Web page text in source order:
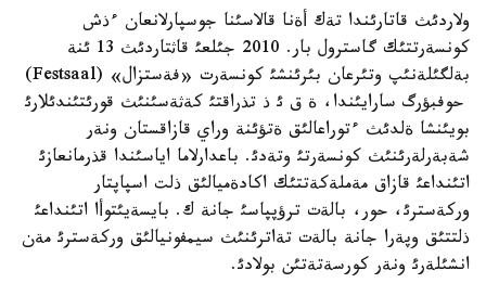
ولاردئث قاتارئندا تةك أةنا قالاسئنا جوسپارلانعان ءذش
كونسةرتتئك گاسترول بار. 2010 جئلعئ قاثتاردئث 13 ئنة
بةلگئلةنئپ وتئرعان بئرئنشئ كونسةرت «فةستزال» (Festsaal)
حوفبؤرگ سارايئندا، ة ق ئ ذ تذراقتئ كةثةسئنئث قورئتئندئلارئ
بويئنشا ةلدئث ءتوراعالئق ةتؤئنة وراي قازاقستان ونةر
شةبةرلةرئنئث كونسةرتئ وتةدئ. باعدارلاما اياسئندا قذرمانعازئ
اتئنداعئ قازاق مةملةكةتتئك اكادةميالئق ذلت اسپاپتار
وركةسترئ، حور، بالةت ترؤپپاسئ جانة ك. بايسةيئتوأا اتئنداعئ
ذلتتئق وپةرا جانة بالةت تةاترئنئث سيمفونيالئق وركةسترئ مةن
انشئلةرئ ونةر كورسةتةتئن بولادئ.